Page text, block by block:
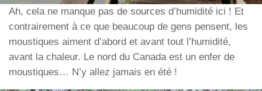
Ah, cela ne manque pas de sources d’humidité ici ! Et
contrairement à ce que beaucoup de gens pensent, les
moustiques aiment d’abord et avant tout l’humidité,
avant la chaleur. Le nord du Canada est un enfer de
moustiques… N’y allez jamais en été !